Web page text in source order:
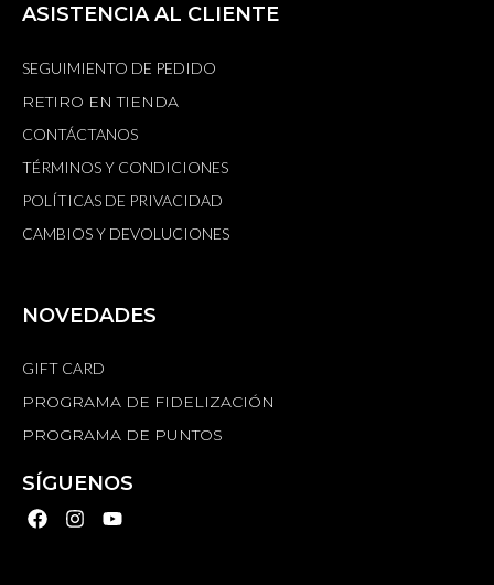
ASISTENCIA AL CLIENTE
SEGUIMIENTO DE PEDIDO
RETIRO EN TIENDA
CONTÁCTANOS
TÉRMINOS Y CONDICIONES
POLÍTICAS DE PRIVACIDAD
CAMBIOS Y DEVOLUCIONES
NOVEDADES
GIFT CARD
PROGRAMA DE FIDELIZACIÓN
PROGRAMA DE PUNTOS
SÍGUENOS